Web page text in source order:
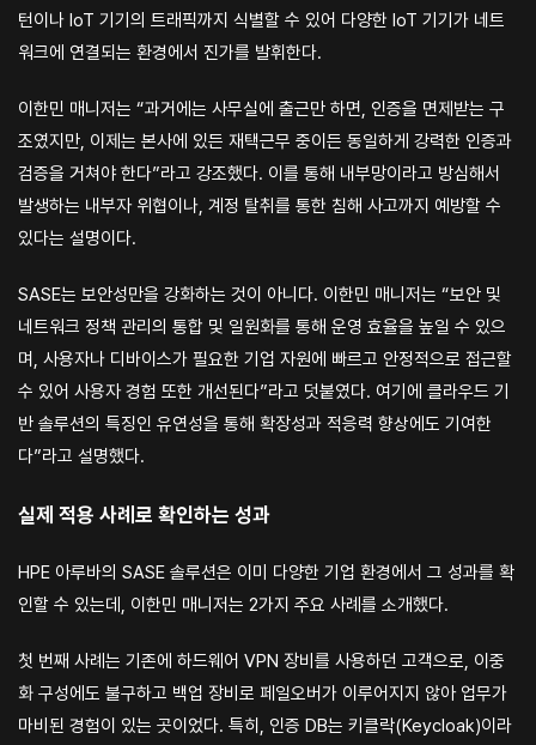
턴이나 IoT 기기의 트래픽까지 식별할 수 있어 다양한 IoT 기기가 네트
워크에 연결되는 환경에서 진가를 발휘한다.
이한민 매니저는 “과거에는 사무실에 출근만 하면, 인증을 면제받는 구
조였지만, 이제는 본사에 있든 재택근무 중이든 동일하게 강력한 인증과
검증을 거쳐야 한다”라고 강조했다. 이를 통해 내부망이라고 방심해서
발생하는 내부자 위협이나, 계정 탈취를 통한 침해 사고까지 예방할 수
있다는 설명이다.
SASE는 보안성만을 강화하는 것이 아니다. 이한민 매니저는 “보안 및
네트워크 정책 관리의 통합 및 일원화를 통해 운영 효율을 높일 수 있으
며, 사용자나 디바이스가 필요한 기업 자원에 빠르고 안정적으로 접근할
수 있어 사용자 경험 또한 개선된다”라고 덧붙였다. 여기에 클라우드 기
반 솔루션의 특징인 유연성을 통해 확장성과 적응력 향상에도 기여한
다”라고 설명했다.
실제 적용 사례로 확인하는 성과
HPE 아루바의 SASE 솔루션은 이미 다양한 기업 환경에서 그 성과를 확
인할 수 있는데, 이한민 매니저는 2가지 주요 사례를 소개했다.
첫 번째 사례는 기존에 하드웨어 VPN 장비를 사용하던 고객으로, 이중
화 구성에도 불구하고 백업 장비로 페일오버가 이루어지지 않아 업무가
마비된 경험이 있는 곳이었다. 특히, 인증 DB는 키클락(Keycloak)이라